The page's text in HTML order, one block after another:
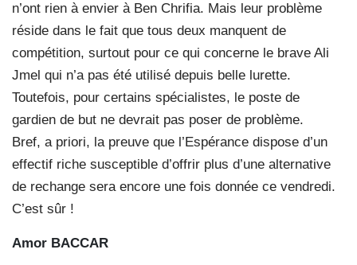
n’ont rien à envier à Ben Chrifia. Mais leur problème
réside dans le fait que tous deux manquent de
compétition, surtout pour ce qui concerne le brave Ali
Jmel qui n’a pas été utilisé depuis belle lurette.
Toutefois, pour certains spécialistes, le poste de
gardien de but ne devrait pas poser de problème.
Bref, a priori, la preuve que l’Espérance dispose d’un
effectif riche susceptible d’offrir plus d’une alternative
de rechange sera encore une fois donnée ce vendredi.
C’est sûr !
Amor BACCAR